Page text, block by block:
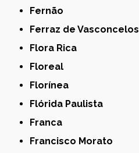
Fernão
Ferraz de Vasconcelos
Flora Rica
Floreal
Florínea
Flórida Paulista
Franca
Francisco Morato